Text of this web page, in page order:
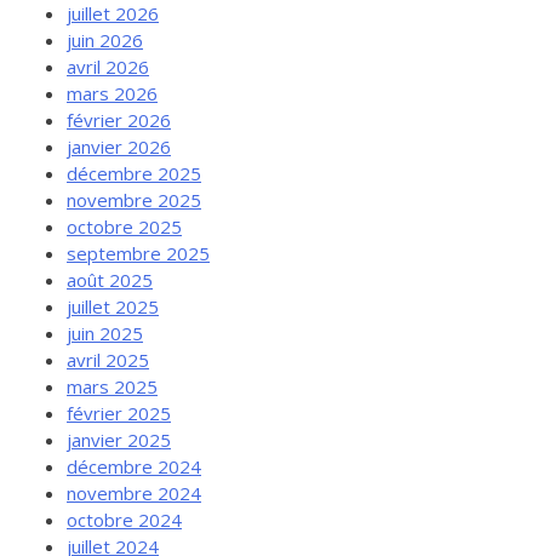
juillet 2026
juin 2026
avril 2026
mars 2026
février 2026
janvier 2026
décembre 2025
novembre 2025
octobre 2025
septembre 2025
août 2025
juillet 2025
juin 2025
avril 2025
mars 2025
février 2025
janvier 2025
décembre 2024
novembre 2024
octobre 2024
juillet 2024